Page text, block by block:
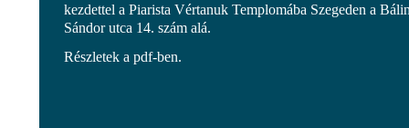
kezdettel a Piarista Vértanuk Templomába Szegeden a
Sándor utca 14. szám alá.
Részletek a pdf-ben.